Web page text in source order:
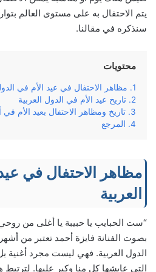
يتم الاحتفال به على مستوى العالم
سنذكره في مقالنا.
محتويات
مظاهر الاحتفال في عيد الأم في
تاريخ عيد الأم في الدول العربية
تاريخ ومظاهر الاحتفال بعيد الأم في
المرجع
مظاهر الاحتفال في
العربية
“ست الحبايب يا حبيبة يا أغلى من روحي
بصوت الفنانة فايزة أحمد تعتبر من
الدول العربية. فهي ليست مجرد أغنية
التي عايشها كل منا وكبر عليها.